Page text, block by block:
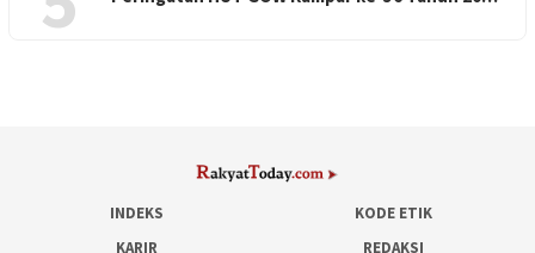
INDEKS
KODE ETIK
KARIR
REDAKSI